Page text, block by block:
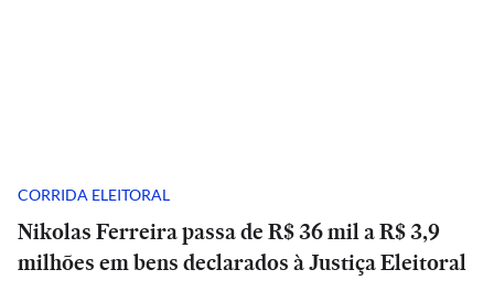
CORRIDA ELEITORAL
Nikolas Ferreira passa de R$ 36 mil a R$ 3,9
milhões em bens declarados à Justiça Eleitoral